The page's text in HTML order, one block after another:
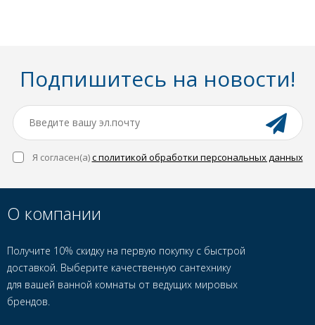
Подпишитесь на новости!
Я согласен(a)с политикой обработки персональных данных
О компании
Получите 10% скидку на первую покупку с быстрой
доставкой. Выберите качественную сантехнику
для вашей ванной комнаты от ведущих мировых
брендов.